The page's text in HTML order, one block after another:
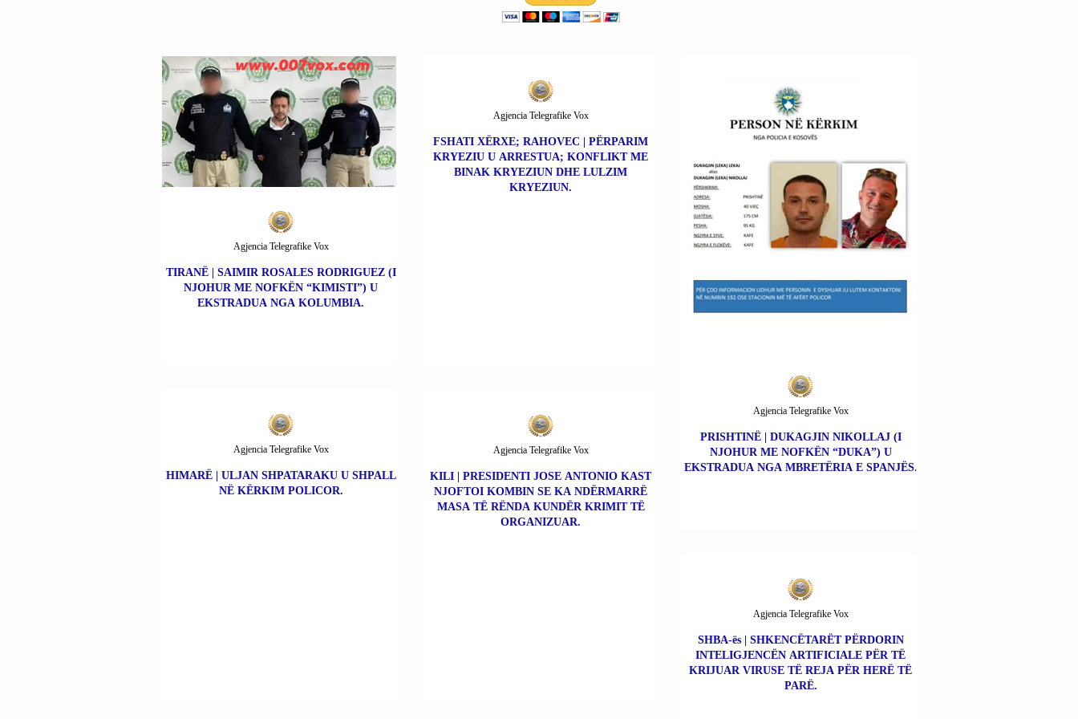
TIRANË | SAIMIR ROSALES RODRIGUEZ (I
NJOHUR ME NOFKËN “KIMISTI”) U
EKSTRADUA NGA KOLUMBIA.
Agjencia Telegrafike Vox
FSHATI XËRXE; RAHOVEC | PËRPARIM
KRYEZIU U ARRESTUA; KONFLIKT ME
BINAK KRYEZIUN DHE LULZIM
KRYEZIUN.
Agjencia Telegrafike Vox
PRISHTINË | DUKAGJIN NIKOLLAJ (I
NJOHUR ME NOFKËN “DUKA”) U
EKSTRADUA NGA MBRETËRIA E SPANJËS.
Agjencia Telegrafike Vox
HIMARË | ULJAN SHPATARAKU U SHPALL
NË KËRKIM POLICOR.
Agjencia Telegrafike Vox
KILI | PRESIDENTI JOSE ANTONIO KAST
NJOFTOI KOMBIN SE KA NDËRMARRË
MASA TË RËNDA KUNDËR KRIMIT TË
ORGANIZUAR.
Agjencia Telegrafike Vox
SHBA-ës | SHKENCËTARËT PËRDORIN
INTELIGJENCËN ARTIFICIALE PËR TË
KRIJUAR VIRUSE TË REJA PËR HERË TË
PARË.
Agjencia Telegrafike Vox